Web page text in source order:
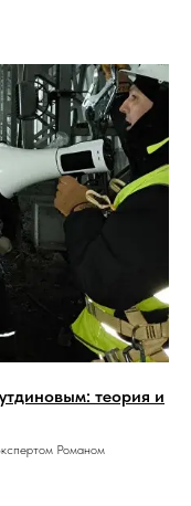
теория и
Романом